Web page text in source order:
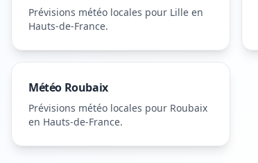
Prévisions météo locales pour Lille en
Hauts-de-France.
Météo Roubaix
Prévisions météo locales pour Roubaix
en Hauts-de-France.